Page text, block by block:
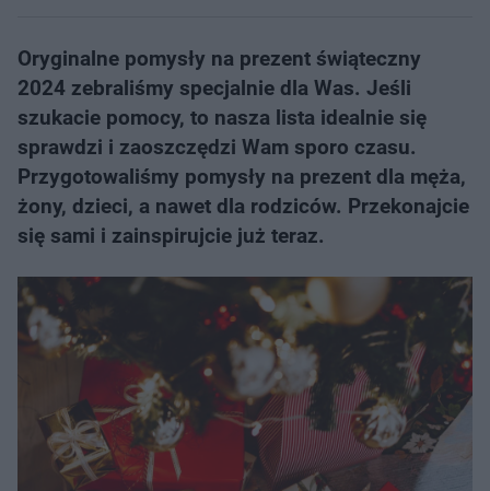
Oryginalne pomysły na prezent świąteczny
2024 zebraliśmy specjalnie dla Was. Jeśli
szukacie pomocy, to nasza lista idealnie się
sprawdzi i zaoszczędzi Wam sporo czasu.
Przygotowaliśmy pomysły na prezent dla męża,
żony, dzieci, a nawet dla rodziców. Przekonajcie
się sami i zainspirujcie już teraz.